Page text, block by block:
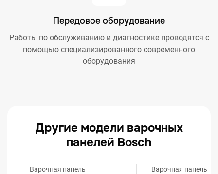
Передовое оборудование
Работы по обслуживанию и диагностике проводятся с
помощью специализированного современного
оборудования
Другие модели варочных
панелей Bosch
Варочная панель
Варочная панель